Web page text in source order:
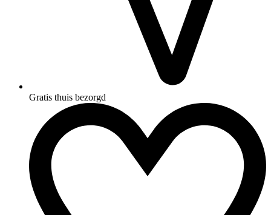
Gratis thuis bezorgd